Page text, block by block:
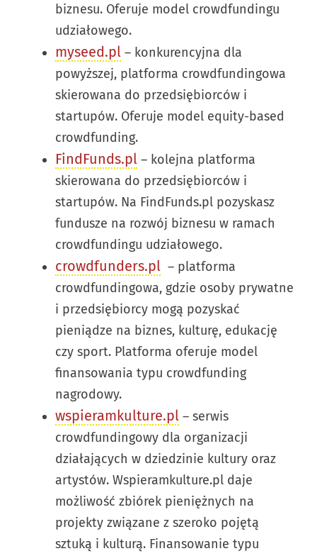
biznesu. Oferuje model crowdfundingu
udziałowego.
myseed.pl – konkurencyjna dla
powyższej, platforma crowdfundingowa
skierowana do przedsiębiorców i
startupów. Oferuje model equity-based
crowdfunding.
FindFunds.pl – kolejna platforma
skierowana do przedsiębiorców i
startupów. Na FindFunds.pl pozyskasz
fundusze na rozwój biznesu w ramach
crowdfundingu udziałowego.
crowdfunders.pl – platforma
crowdfundingowa, gdzie osoby prywatne
i przedsiębiorcy mogą pozyskać
pieniądze na biznes, kulturę, edukację
czy sport. Platforma oferuje model
finansowania typu crowdfunding
nagrodowy.
wspieramkulture.pl – serwis
crowdfundingowy dla organizacji
działających w dziedzinie kultury oraz
artystów. Wspieramkulture.pl daje
możliwość zbiórek pieniężnych na
projekty związane z szeroko pojętą
sztuką i kulturą. Finansowanie typu